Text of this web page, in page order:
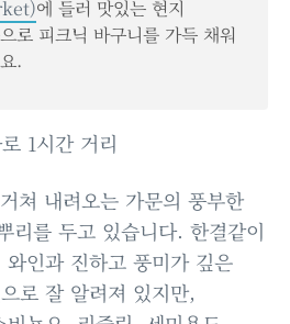
에 들러 맛있는 현지
로 피크닉 바구니를 가득 채워
.
1시간 거리
쳐 내려오는 가문의 풍부한
리를 두고 있습니다. 한결같이
인과 진하고 풍미가 깊은
로 잘 알려져 있지만,